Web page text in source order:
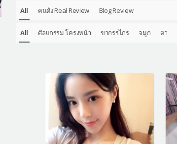
All คนดัง Real Review Blog Review
All ศัลยกรรม โครงหน้า ขากรรไกร จมูก ตา